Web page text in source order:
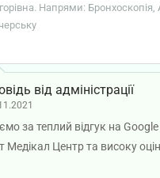
та попередили,
та приємно.
медсестрам, що були зі мною
Дякую моєму
Миколайовичу. Дякую за те,
поінформував мене про все,
— дуже грамотно, не
перерахував усі можливі
анестезіологу
Напрями: Бронхоскопія,
від адміністрації
за теплий відгук на Google
Медікал Центр та високу
персоналу. Дякуємо за